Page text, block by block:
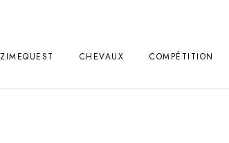
ZIMEQUEST CHEVAUX COMPÉTITION